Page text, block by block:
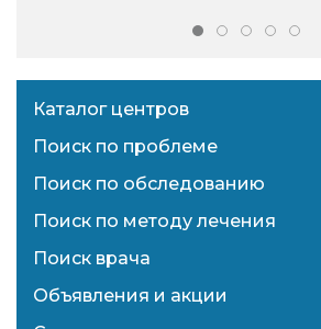
Каталог центров
Поиск по проблеме
Поиск по обследованию
Поиск по методу лечения
Поиск врача
Объявления и акции